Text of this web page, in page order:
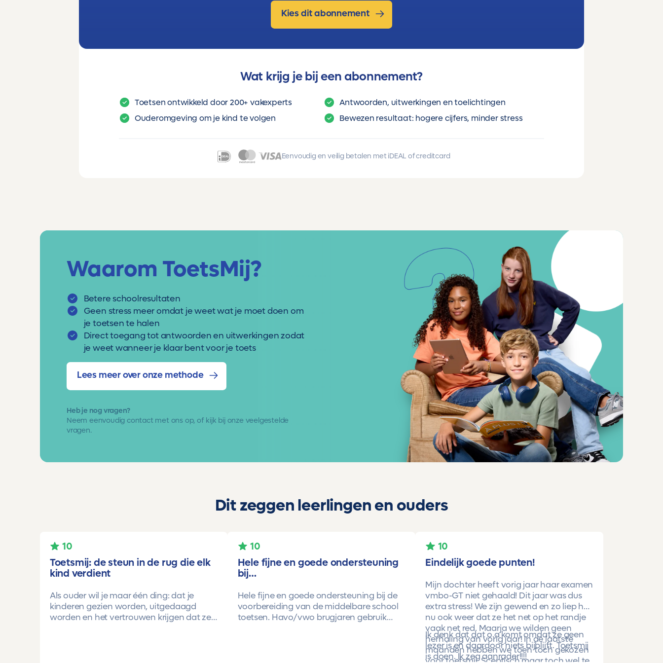
Kies dit abonnement
Wat krijg je bij een abonnement?
Toetsen ontwikkeld door 200+ vakexperts
Antwoorden, uitwerkingen en toelichtingen
Ouderomgeving om je kind te volgen
Bewezen resultaat: hogere cijfers, minder stress
Eenvoudig en veilig betalen met iDEAL of creditcard
Waarom ToetsMij?
Betere schoolresultaten
Geen stress meer omdat je weet wat je moet doen om
je toetsen te halen
Direct toegang tot antwoorden en uitwerkingen zodat
je weet wanneer je klaar bent voor je toets
Lees meer over onze methode
Heb je nog vragen?
Neem eenvoudigcontact met ons op, of kijk bij onze veelgestelde
vragen.
Dit zeggen leerlingen en ouders
10
Toetsmij: de steun in de rug die elk
kind verdient
Als ouder wil je maar één ding: dat je
kinderen gezien worden, uitgedaagd
worden en het vertrouwen krijgen dat ze
10
Hele fijne en goede ondersteuning
bij…
Hele fijne en goede ondersteuning bij de
voorbereiding van de middelbare school
toetsen. Havo/vwo brugjaren gebruik
10
Eindelijk goede punten!
Mijn dochter heeft vorig jaar haar examen
vmbo-GT niet gehaald! Dit jaar was dus
extra stress! We zijn gewend en zo liep het
nu ook weer dat ze het net op het randje
vaak net red. Maarja we wilden geen
herhaling van vorig jaar! In de laatste
maanden hebben we toen toch gekozen
Ik denk dat dat o.a komt omdat ze geen
lezer is en daardoor niets bijblijft. Toetsmij
is doen. Ik zeg aanrader!!!!